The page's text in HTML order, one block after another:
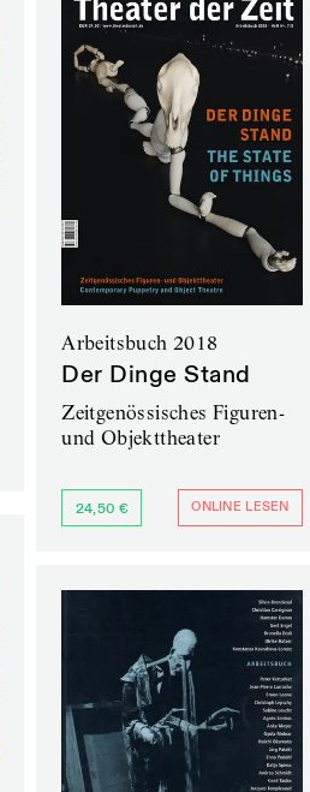
Arbeitsbuch 2018
Der Dinge Stand
Zeitgenössisches Figuren-
und Objekttheater
24,50 € ONLINE LESEN